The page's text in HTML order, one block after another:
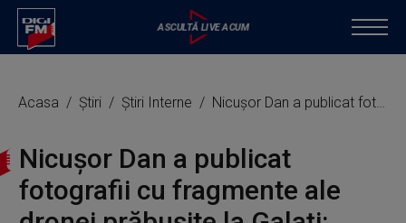
Acasa Știri Știri Interne Nicuşor Dan a publicat fotografii cu fragmente ale dronei prăbuşite la Galaţi: „Este de provenienţă rusească”. Concluziile raportului tehnic
Nicuşor Dan a publicat
fotografii cu fragmente ale